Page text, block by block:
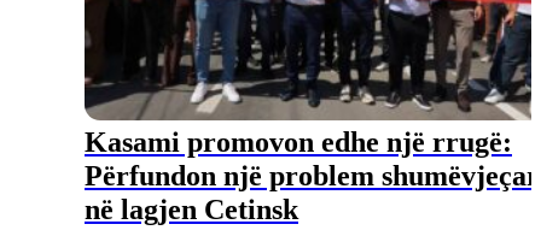
Kasami promovon edhe një rrugë:
Përfundon një problem shumëvjeçar
në lagjen Cetinsk